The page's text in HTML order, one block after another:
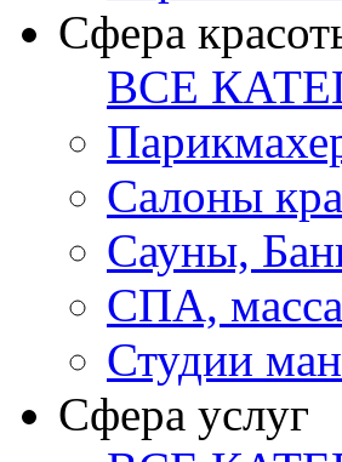
Сфера
ВСЕ
Салоны
Сауны,
СПА,
Студии
Сфера услуг